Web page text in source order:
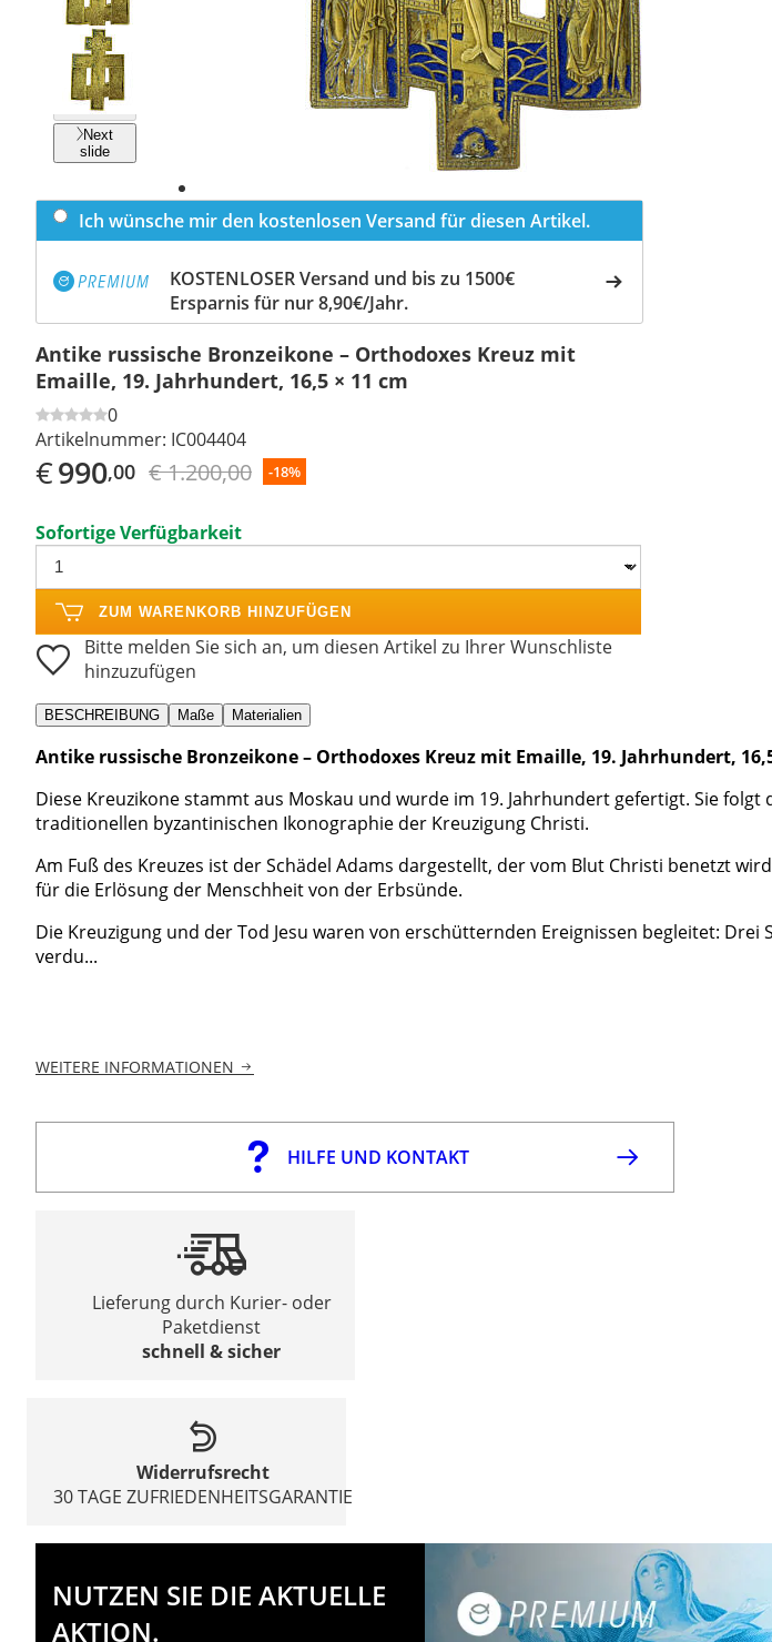
Previous
slide
Next
slide
Ich wünsche mir den kostenlosen Versand für diesen Artikel.
KOSTENLOSER Versand und bis zu 1500€
Ersparnis für nur 8,90€/Jahr.
Antike russische Bronzeikone – Orthodoxes Kreuz mit
Emaille, 19. Jahrhundert, 16,5 × 11 cm
0
Artikelnummer: IC004404
€990,00 € 1.200,00 -18%
Sofortige Verfügbarkeit
ZUM WARENKORB HINZUFÜGEN
Bitte melden Sie sich an, um diesen Artikel zu Ihrer Wunschliste
hinzuzufügen
BESCHREIBUNG Maße Materialien
Antike russische Bronzeikone – Orthodoxes Kreuz mit Emaille, 19. Jahrhundert,
Diese Kreuzikone stammt aus Moskau und wurde im 19. Jahrhundert gefertigt. Sie folgt
traditionellen byzantinischen Ikonographie der Kreuzigung Christi.
Am Fuß des Kreuzes ist der Schädel Adams dargestellt, der vom Blut Christi benetzt
für die Erlösung der Menschheit von der Erbsünde.
Die Kreuzigung und der Tod Jesu waren von erschütternden Ereignissen begleitet: Drei
verdu...
WEITERE INFORMATIONEN
HILFE UND KONTAKT
Lieferung durch Kurier- oder
Paketdienst
schnell & sicher
Widerrufsrecht
30 TAGE ZUFRIEDENHEITSGARANTIE
NUTZEN SIE DIE AKTUELLE
AKTION.